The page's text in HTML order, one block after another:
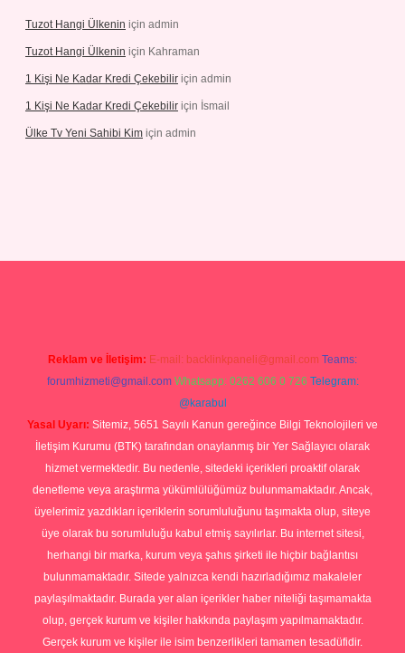
Tuzot Hangi Ülkenin için admin
Tuzot Hangi Ülkenin için Kahraman
1 Kişi Ne Kadar Kredi Çekebilir için admin
1 Kişi Ne Kadar Kredi Çekebilir için İsmail
Ülke Tv Yeni Sahibi Kim için admin
Reklam ve İletişim: E-mail: backlinkpaneli@gmail.com Teams:
forumhizmeti@gmail.com Whatsapp: 0262 606 0 726 Telegram:
@karabul
Yasal Uyarı: Sitemiz, 5651 Sayılı Kanun gereğince Bilgi Teknolojileri ve
İletişim Kurumu (BTK) tarafından onaylanmış bir Yer Sağlayıcı olarak
hizmet vermektedir. Bu nedenle, sitedeki içerikleri proaktif olarak
denetleme veya araştırma yükümlülüğümüz bulunmamaktadır. Ancak,
üyelerimiz yazdıkları içeriklerin sorumluluğunu taşımakta olup, siteye
üye olarak bu sorumluluğu kabul etmiş sayılırlar. Bu internet sitesi,
herhangi bir marka, kurum veya şahıs şirketi ile hiçbir bağlantısı
bulunmamaktadır. Sitede yalnızca kendi hazırladığımız makaleler
paylaşılmaktadır. Burada yer alan içerikler haber niteliği taşımamakta
olup, gerçek kurum ve kişiler hakkında paylaşım yapılmamaktadır.
Gerçek kurum ve kişiler ile isim benzerlikleri tamamen tesadüfidir.